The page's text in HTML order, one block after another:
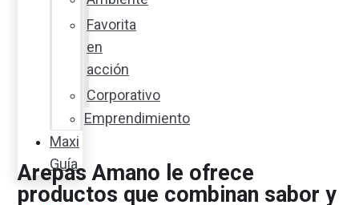
Favorita
en
acción
Corporativo
Emprendimiento
Maxi
Guía
Arepas Amano le ofrece
productos que combinan sabor y